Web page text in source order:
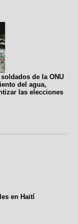
de la ONU
del agua,
las elecciones
en Haití